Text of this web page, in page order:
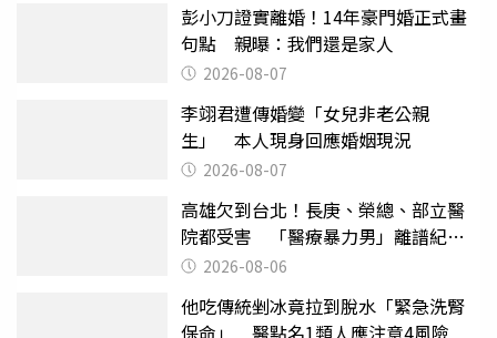
彭小刀證實離婚！14年豪門婚正式畫
句點 親曝：我們還是家人
2026-08-07
李翊君遭傳婚變「女兒非老公親
生」 本人現身回應婚姻現況
2026-08-07
高雄欠到台北！長庚、榮總、部立醫
院都受害 「醫療暴力男」離譜紀錄
曝光2026-08-06
他吃傳統剉冰竟拉到脫水「緊急洗腎
保命」 醫點名1類人應注意4風險